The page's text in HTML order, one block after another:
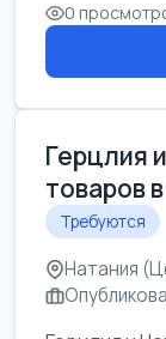
0
Герцлия
товаров
Требуются
Натания